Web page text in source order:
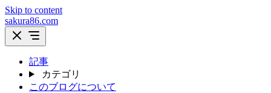
Skip to content
sakura86.com
記事
カテゴリ
このブログについて